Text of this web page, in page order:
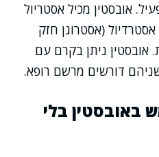
אובסטין מכיל אסטריול
(אסטרוגן חזק
אובסטין ניתן בקרם עם
דורשים מרשם רופא.
בלי